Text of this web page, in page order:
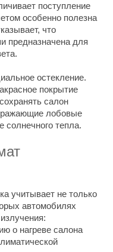
поступление
особенно полезна
что
предназначена для
остекление.
покрытие
салон
лобовые
солнечного тепла.
учитывает не только
автомобилях
о нагреве салона